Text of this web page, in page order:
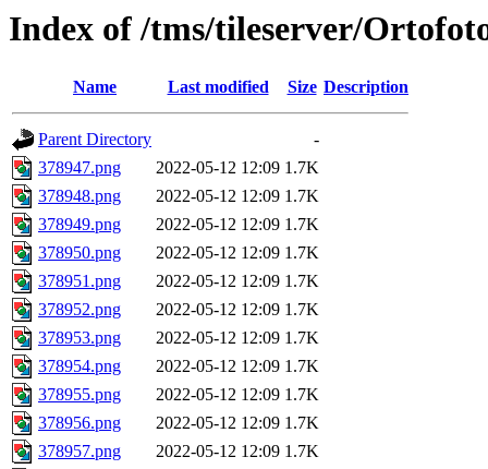
Index of /tms/tileserver/
Name Last modified Size Description
Parent Directory
-
378947.png
2022-05-12 12:09 1.7K
378948.png
2022-05-12 12:09 1.7K
378949.png
2022-05-12 12:09 1.7K
378950.png
2022-05-12 12:09 1.7K
378951.png
2022-05-12 12:09 1.7K
378952.png
2022-05-12 12:09 1.7K
378953.png
2022-05-12 12:09 1.7K
378954.png
2022-05-12 12:09 1.7K
378955.png
2022-05-12 12:09 1.7K
378956.png
2022-05-12 12:09 1.7K
378957.png
2022-05-12 12:09 1.7K